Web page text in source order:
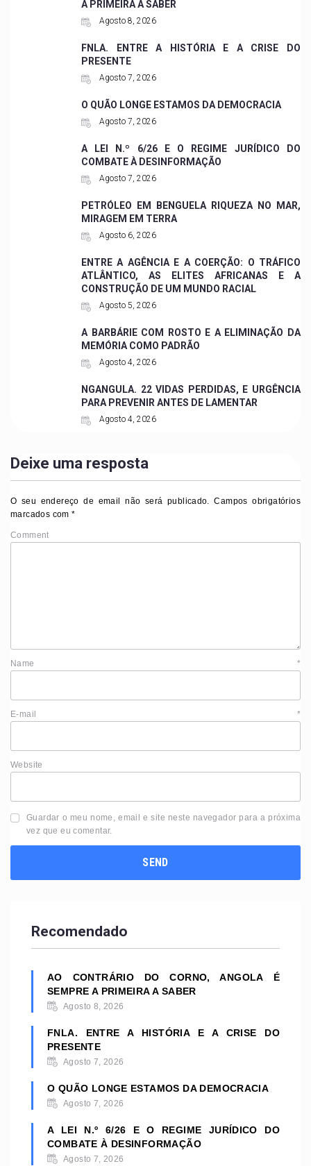
A PRIMEIRA A SABER
Agosto 8, 2026
FNLA. ENTRE A HISTÓRIA E A CRISE DO
PRESENTE
Agosto 7, 2026
O QUÃO LONGE ESTAMOS DA DEMOCRACIA
Agosto 7, 2026
A LEI N.º 6/26 E O REGIME JURÍDICO DO
COMBATE À DESINFORMAÇÃO
Agosto 7, 2026
PETRÓLEO EM BENGUELA RIQUEZA NO MAR,
MIRAGEM EM TERRA
Agosto 6, 2026
ENTRE A AGÊNCIA E A COERÇÃO: O TRÁFICO
ATLÂNTICO, AS ELITES AFRICANAS E A
CONSTRUÇÃO DE UM MUNDO RACIAL
Agosto 5, 2026
A BARBÁRIE COM ROSTO E A ELIMINAÇÃO DA
MEMÓRIA COMO PADRÃO
Agosto 4, 2026
NGANGULA. 22 VIDAS PERDIDAS, E URGÊNCIA
PARA PREVENIR ANTES DE LAMENTAR
Agosto 4, 2026
Deixe uma resposta
O seu endereço de email não será publicado. Campos obrigatórios
marcados com*
Comment
Name *
E-mail *
Website
Guardar o meu nome, email e site neste navegador para a próxima
vez que eu comentar.
Recomendado
AO CONTRÁRIO DO CORNO, ANGOLA É
SEMPRE A PRIMEIRA A SABER
Agosto 8, 2026
FNLA. ENTRE A HISTÓRIA E A CRISE DO
PRESENTE
Agosto 7, 2026
O QUÃO LONGE ESTAMOS DA DEMOCRACIA
Agosto 7, 2026
A LEI N.º 6/26 E O REGIME JURÍDICO DO
COMBATE À DESINFORMAÇÃO
Agosto 7, 2026